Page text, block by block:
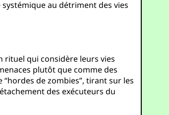
au détriment des vies
rituel qui considère leurs vies
plutôt que comme des
de zombies”, tirant sur les
des exécuteurs du